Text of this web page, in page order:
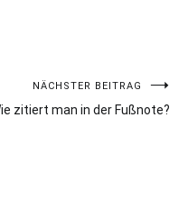
NÄCHSTER BEITRAG
zitiert man in der Fußnote?